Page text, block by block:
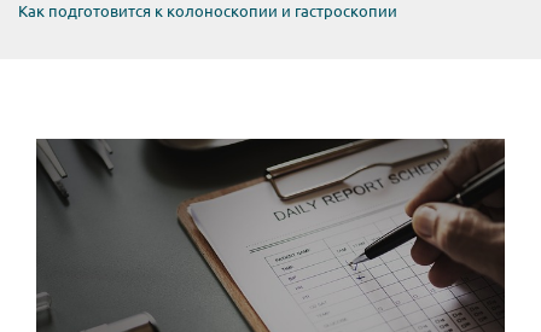
Как подготовится к колоноскопии и гастроскопии